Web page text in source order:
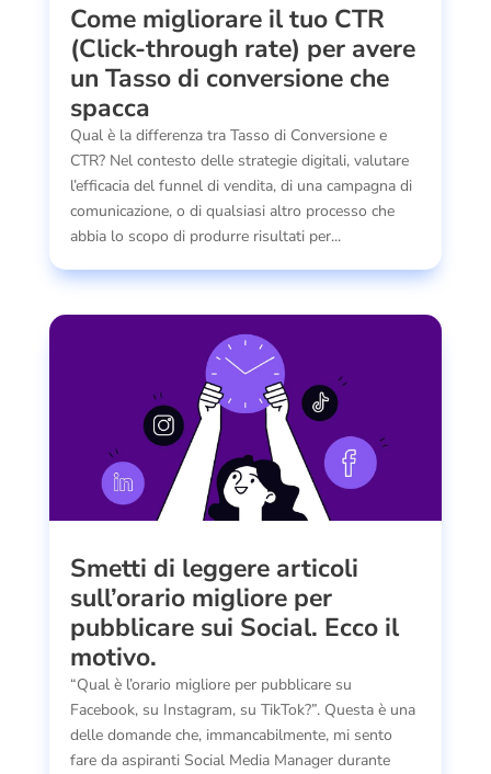
Come migliorare il tuo CTR
(Click-through rate) per avere
un Tasso di conversione che
spacca
Qual è la differenza tra Tasso di Conversione e
CTR? Nel contesto delle strategie digitali, valutare
l’efficacia del funnel di vendita, di una campagna di
comunicazione, o di qualsiasi altro processo che
abbia lo scopo di produrre risultati per...
Smetti di leggere articoli
sull’orario migliore per
pubblicare sui Social. Ecco il
motivo.
“Qual è l’orario migliore per pubblicare su
Facebook, su Instagram, su TikTok?”. Questa è una
delle domande che, immancabilmente, mi sento
fare da aspiranti Social Media Manager durante